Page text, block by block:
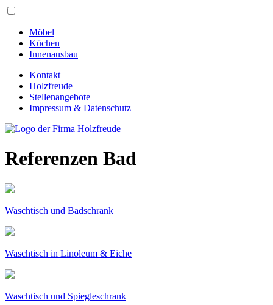
Möbel
Küchen
Innenausbau
Kontakt
Holzfreude
Stellenangebote
Impressum & Datenschutz
Referenzen Bad
Waschtisch und Badschrank
Waschtisch in Linoleum & Eiche
Waschtisch und Spiegleschrank